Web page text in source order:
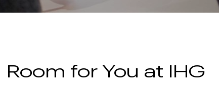
Room for You at IHG